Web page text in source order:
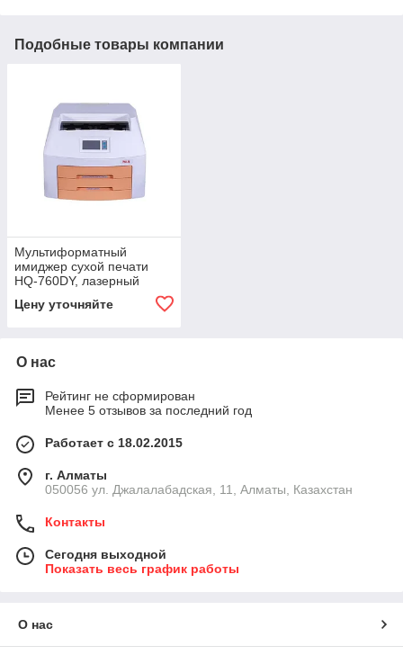
Подобные товары компании
Мультиформатный
имиджер сухой печати
HQ-760DY, лазерный
лазерная камера
Цену уточняйте
О нас
Рейтинг не сформирован
Менее 5 отзывов за последний год
Работает с 18.02.2015
г. Алматы
050056 ул. Джалалабадская, 11, Алматы, Казахстан
Контакты
Сегодня выходной
Показать весь график работы
О нас